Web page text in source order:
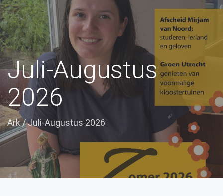
Juli-Augustus
2026
Ark/Juli-Augustus 2026